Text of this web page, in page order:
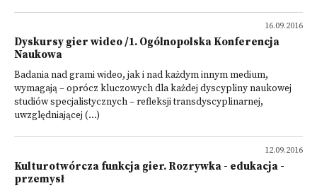
16.09.2016
Dyskursy gier wideo /1. Ogólnopolska Konferencja
Naukowa
Badania nad grami wideo, jak i nad każdym innym medium,
wymagają – oprócz kluczowych dla każdej dyscypliny naukowej
studiów specjalistycznych – refleksji transdyscyplinarnej,
uwzględniającej (...)
12.09.2016
Kulturotwórcza funkcja gier. Rozrywka - edukacja -
przemysł